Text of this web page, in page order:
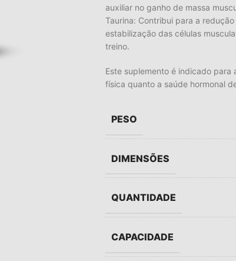
auxiliar no ganho de massa
Taurina: Contribui para a
estabilização das células
treino.
Este suplemento é indicado
física quanto a saúde hormonal
PESO
DIMENSÕES
QUANTIDADE
CAPACIDADE